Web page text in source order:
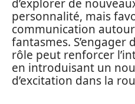
d’explorer de
personnalité, mais
communication
fantasmes. S’engager
rôle peut renforcer
en introduisant un
d’excitation dans la